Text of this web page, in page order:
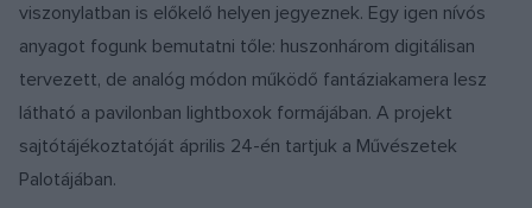
viszonylatban is előkelő helyen jegyeznek. Egy igen nívós
anyagot fogunk bemutatni tőle: huszonhárom digitálisan
tervezett, de analóg módon működő fantáziakamera lesz
látható a pavilonban lightboxok formájában. A projekt
sajtótájékoztatóját április 24-én tartjuk a Művészetek
Palotájában.